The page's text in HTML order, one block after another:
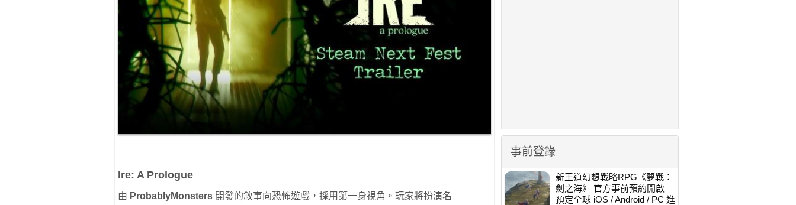
Ire: A Prologue
由 ProbablyMonsters 開發的敘事向恐怖遊戲，採用第一身視角。玩家將扮演名
事前登錄
新王道幻想戰略RPG《夢戰：
劍之海》 官方事前預約開啟
預定全球 iOS / Android / PC 進